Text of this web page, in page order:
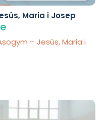
Maria i Josep
– Jesús, Maria i